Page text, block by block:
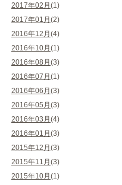
2017年02月(1)
2017年01月(2)
2016年12月(4)
2016年10月(1)
2016年08月(3)
2016年07月(1)
2016年06月(3)
2016年05月(3)
2016年03月(4)
2016年01月(3)
2015年12月(3)
2015年11月(3)
2015年10月(1)